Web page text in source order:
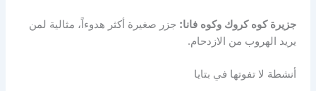
جزيرة كوه كروك وكوه فانا: جزر صغيرة أكثر هدوءاً، مثالية لمن
يريد الهروب من الازدحام.
أنشطة لا تفوتها في بتايا